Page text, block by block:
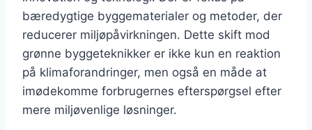
bæredygtige byggematerialer og metoder, der
reducerer miljøpåvirkningen. Dette skift mod
grønne byggeteknikker er ikke kun en reaktion
på klimaforandringer, men også en måde at
imødekomme forbrugernes efterspørgsel efter
mere miljøvenlige løsninger.